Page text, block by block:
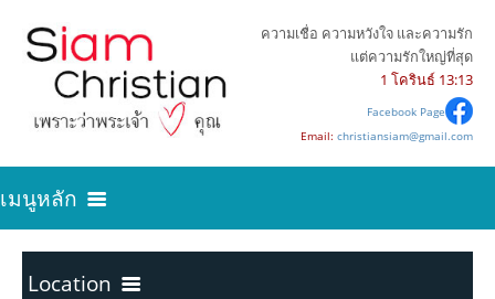
ความเชื่อ ความหวังใจ และความรัก
แต่ความรักใหญ่ที่สุด
1 โครินธ์ 13:13
Facebook Page
Email: christiansiam@gmail.com
เมนูหลัก
Location